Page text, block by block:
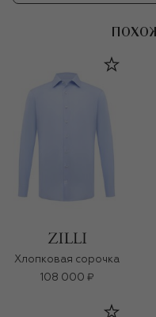
Хлопковая сорочка
108 000 ₽